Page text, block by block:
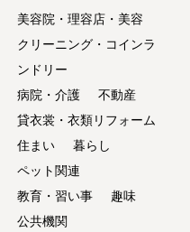
美容院・理容店・美容
クリーニング・コインラ
ンドリー
病院・介護
不動産
貸衣裳・衣類リフォーム
住まい
暮らし
ペット関連
教育・習い事
趣味
公共機関